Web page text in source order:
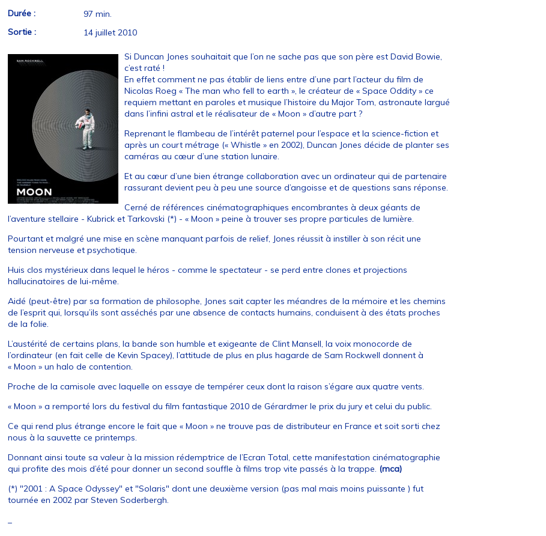
Durée :
97 min.
Sortie :
14 juillet 2010
Si Duncan Jones souhaitait que l’on ne sache pas que son père est David Bowie,
c’est raté !
En effet comment ne pas établir de liens entre d’une part l’acteur du film de
Nicolas Roeg « The man who fell to earth », le créateur de « Space Oddity » ce
requiem mettant en paroles et musique l’histoire du Major Tom, astronaute largué
dans l’infini astral et le réalisateur de « Moon » d’autre part ?
Reprenant le flambeau de l’intérêt paternel pour l’espace et la science-fiction et
après un court métrage (« Whistle » en 2002), Duncan Jones décide de planter ses
caméras au cœur d’une station lunaire.
Et au cœur d’une bien étrange collaboration avec un ordinateur qui de partenaire
rassurant devient peu à peu une source d’angoisse et de questions sans réponse.
Cerné de références cinématographiques encombrantes à deux géants de
l’aventure stellaire - Kubrick et Tarkovski (*) - « Moon » peine à trouver ses propre particules de lumière.
Pourtant et malgré une mise en scène manquant parfois de relief, Jones réussit à instiller à son récit une
tension nerveuse et psychotique.
Huis clos mystérieux dans lequel le héros - comme le spectateur - se perd entre clones et projections
hallucinatoires de lui-même.
Aidé (peut-être) par sa formation de philosophe, Jones sait capter les méandres de la mémoire et les chemins
de l’esprit qui, lorsqu’ils sont asséchés par une absence de contacts humains, conduisent à des états proches
de la folie.
L’austérité de certains plans, la bande son humble et exigeante de Clint Mansell, la voix monocorde de
l’ordinateur (en fait celle de Kevin Spacey), l’attitude de plus en plus hagarde de Sam Rockwell donnent à
« Moon » un halo de contention.
Proche de la camisole avec laquelle on essaye de tempérer ceux dont la raison s’égare aux quatre vents.
« Moon » a remporté lors du festival du film fantastique 2010 de Gérardmer le prix du jury et celui du public.
Ce qui rend plus étrange encore le fait que « Moon » ne trouve pas de distributeur en France et soit sorti chez
nous à la sauvette ce printemps.
Donnant ainsi toute sa valeur à la mission rédemptrice de l’Ecran Total, cette manifestation cinématographie
qui profite des mois d’été pour donner un second souffle à films trop vite passés à la trappe. (mca)
(*) "2001 : A Space Odyssey" et "Solaris" dont une deuxième version (pas mal mais moins puissante ) fut
tournée en 2002 par Steven Soderbergh.